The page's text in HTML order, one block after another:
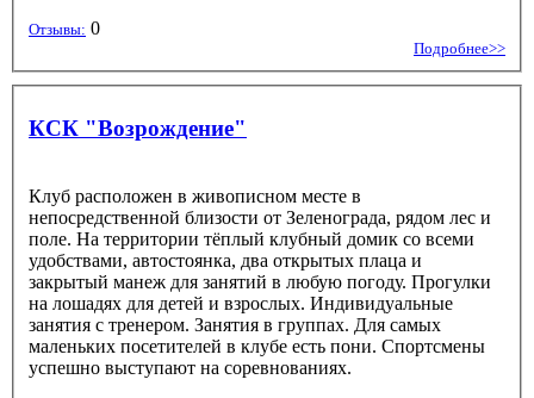
Отзывы: 0
Подробнее>>
КСК "Возрождение"
Клуб расположен в живописном месте в
непосредственной близости от Зеленограда, рядом лес и
поле. На территории тёплый клубный домик со всеми
удобствами, автостоянка, два открытых плаца и
закрытый манеж для занятий в любую погоду. Прогулки
на лошадях для детей и взрослых. Индивидуальные
занятия с тренером. Занятия в группах. Для самых
маленьких посетителей в клубе есть пони. Спортсмены
успешно выступают на соревнованиях.